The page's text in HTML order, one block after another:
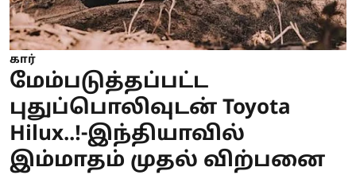
கார்
மேம்படுத்தப்பட்ட
புதுப்பொலிவுடன் Toyota
Hilux..!-இந்தியாவில்
இம்மாதம் முதல் விற்பனை